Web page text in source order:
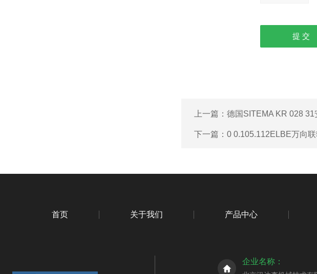
上一篇： 德国SITEMA KR 028 31
下一篇： 0 0.105.112ELBE万向
首页 关于我们 产品中心
企业名称：